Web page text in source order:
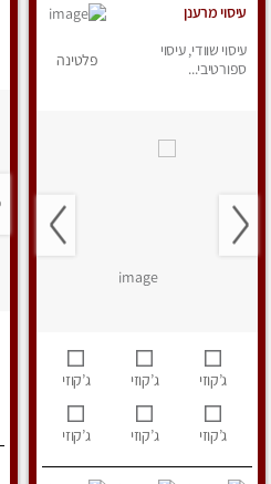
עיסוי מרענן
עיסוי שוודי, עיסוי
ספורטיבי...
פלטינה
ג’קוזי ג’קוזי ג’קוזי
ג’קוזי ג’קוזי ג’קוזי